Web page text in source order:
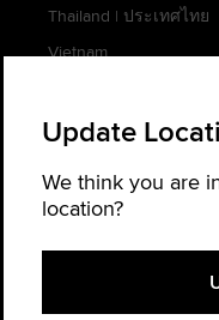
Thailand | ประเทศไทย
Vietnam
AFRICA
South Africa
Update
We think you are
location?